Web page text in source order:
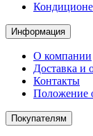
Информация
О компании
Доставка и
Контакты
Положение
Покупателям